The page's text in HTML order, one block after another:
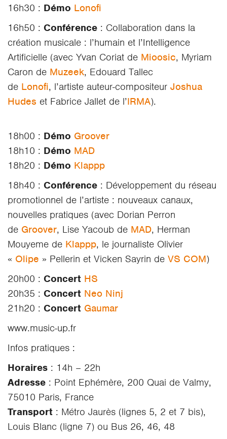
16h30 : Démo Lonofi
16h50 : Conférence : Collaboration dans la
création musicale : l’humain et l’Intelligence
Artificielle (avec Yvan Coriat de Mioosic, Myriam
Caron de Muzeek, Edouard Tallec
de Lonofi, l’artiste auteur-compositeur Joshua
Hudes et Fabrice Jallet de l’IRMA).
18h00 : Démo Groover
18h10 : Démo MAD
18h20 : Démo Klappp
18h40 : Conférence : Développement du réseau
promotionnel de l’artiste : nouveaux canaux,
nouvelles pratiques (avec Dorian Perron
de Groover, Lise Yacoub de MAD, Herman
Mouyeme de Klappp, le journaliste Olivier
« Olipe » Pellerin et Vicken Sayrin de VS COM)
20h00 : Concert HS
20h35 : Concert Neo Ninj
21h20 : Concert Gaumar
www.music-up.fr
Infos pratiques :
Horaires : 14h – 22h
Adresse : Point Ephémère, 200 Quai de Valmy,
75010 Paris, France
Transport : Métro Jaurès (lignes 5, 2 et 7 bis),
Louis Blanc (ligne 7) ou Bus 26, 46, 48